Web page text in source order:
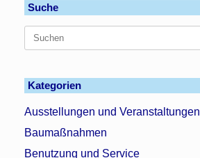
Suche
nach:
Kategorien
Ausstellungen und Veranstaltungen
Baumaßnahmen
Benutzung und Service